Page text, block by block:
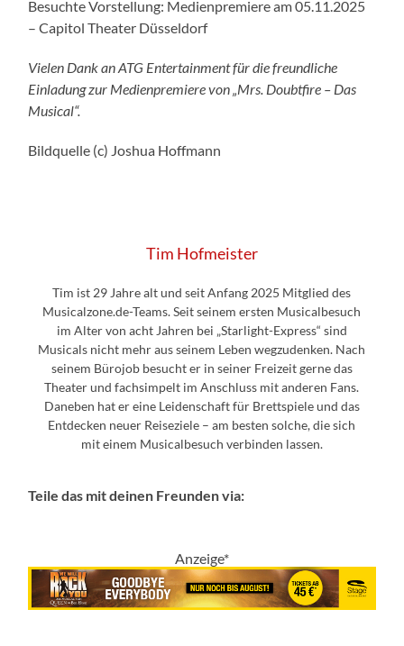
Besuchte Vorstellung: Medienpremiere am 05.11.2025
– Capitol Theater Düsseldorf
Vielen Dank an ATG Entertainment für die freundliche
Einladung zur Medienpremiere von „Mrs. Doubtfire – Das
Musical“.
Bildquelle (c) Joshua Hoffmann
Tim Hofmeister
Tim ist 29 Jahre alt und seit Anfang 2025 Mitglied des
Musicalzone.de-Teams. Seit seinem ersten Musicalbesuch
im Alter von acht Jahren bei „Starlight-Express“ sind
Musicals nicht mehr aus seinem Leben wegzudenken. Nach
seinem Bürojob besucht er in seiner Freizeit gerne das
Theater und fachsimpelt im Anschluss mit anderen Fans.
Daneben hat er eine Leidenschaft für Brettspiele und das
Entdecken neuer Reiseziele – am besten solche, die sich
mit einem Musicalbesuch verbinden lassen.
Teile das mit deinen Freunden via:
Anzeige*